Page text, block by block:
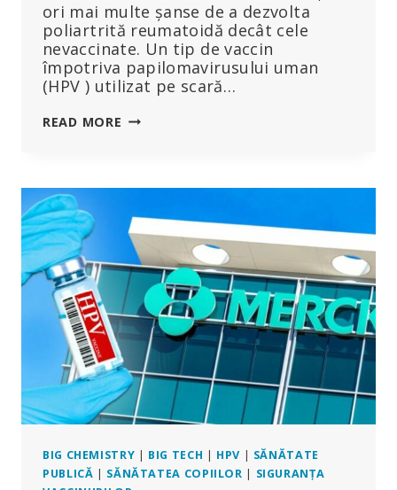
ori mai multe șanse de a dezvolta
poliartrită reumatoidă decât cele
nevaccinate. Un tip de vaccin
împotriva papilomavirusului uman
(HPV ) utilizat pe scară…
READ MORE „DESCOPERIRE
UTILIZAT
PE
SCARĂ
LARGĂ
ESTE
ASOCIAT
CU
4
TULBURĂRI
AUTOIMUNE
BIG CHEMISTRY | BIG TECH | HPV | SĂNĂTATE
PUBLICĂ | SĂNĂTATEA COPIILOR | SIGURANȚA